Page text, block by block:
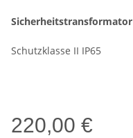
Sicherheitstransformator
Schutzklasse II IP65
220,00 €